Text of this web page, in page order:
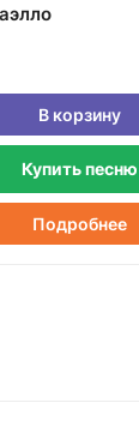
В корзину
Купить песню
Подробнее